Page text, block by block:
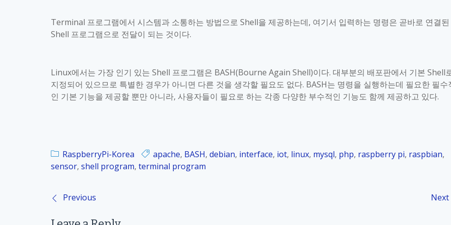
Terminal 프로그램에서 시스템과 소통하는 방법으로 Shell을 제공하는데, 여기서 입력하는 명령은 곧바로 연결된
Shell 프로그램으로 전달이 되는 것이다.
Linux에서는 가장 인기 있는 Shell 프로그램은 BASH(Bourne Again Shell)이다. 대부분의 배포판에서 기본 Shell
지정되어 있으므로 특별한 경우가 아니면 다른 것을 생각할 필요도 없다. BASH는 명령을 실행하는데 필요한 필수
인 기본 기능을 제공할 뿐만 아니라, 사용자들이 필요로 하는 각종 다양한 부수적인 기능도 함께 제공하고 있다.
RaspberryPi-Korea apache, BASH, debian, interface, iot, linux, mysql, php, raspberry pi, raspbian,
sensor, shell program, terminal program
P
Previous Next